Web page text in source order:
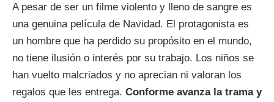
A pesar de ser un filme violento y lleno de sangre es
una genuina película de Navidad. El protagonista es
un hombre que ha perdido su propósito en el mundo,
no tiene ilusión o interés por su trabajo. Los niños se
han vuelto malcriados y no aprecian ni valoran los
regalos que les entrega. Conforme avanza la trama y